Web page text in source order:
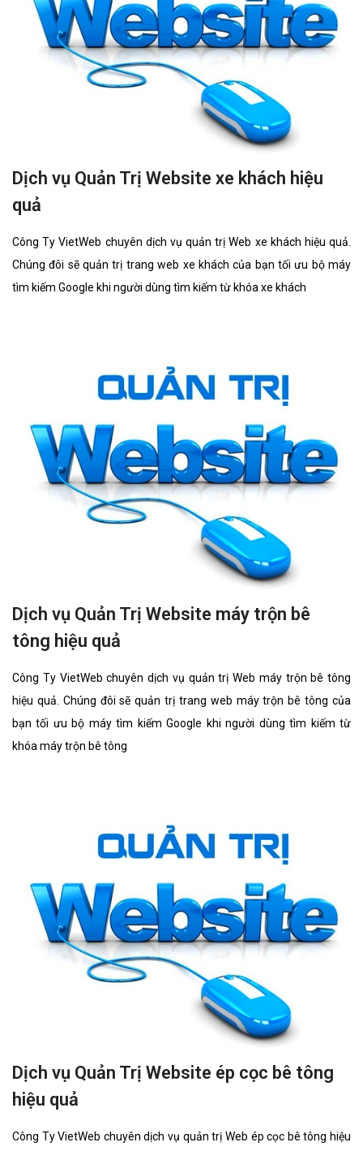
Dịch vụ Quản Trị Website xe khách hiệu
quả
Công Ty VietWeb chuyên dịch vụ quản trị Web xe khách hiệu quả.
Chúng đôi sẽ quản trị trang web xe khách của bạn tối ưu bộ máy
tìm kiếm Google khi người dùng tìm kiếm từ khóa xe khách
Dịch vụ Quản Trị Website máy trộn bê
tông hiệu quả
Công Ty VietWeb chuyên dịch vụ quản trị Web máy trộn bê tông
hiệu quả. Chúng đôi sẽ quản trị trang web máy trộn bê tông của
bạn tối ưu bộ máy tìm kiếm Google khi người dùng tìm kiếm từ
khóa máy trộn bê tông
Dịch vụ Quản Trị Website ép cọc bê tông
hiệu quả
Công Ty VietWeb chuyên dịch vụ quản trị Web ép cọc bê tông hiệu